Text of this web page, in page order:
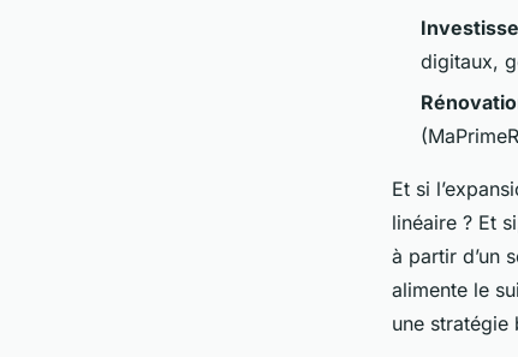
digitaux,
Et si
linéaire ? Et
à partir d’un
alimente le
une stratégie